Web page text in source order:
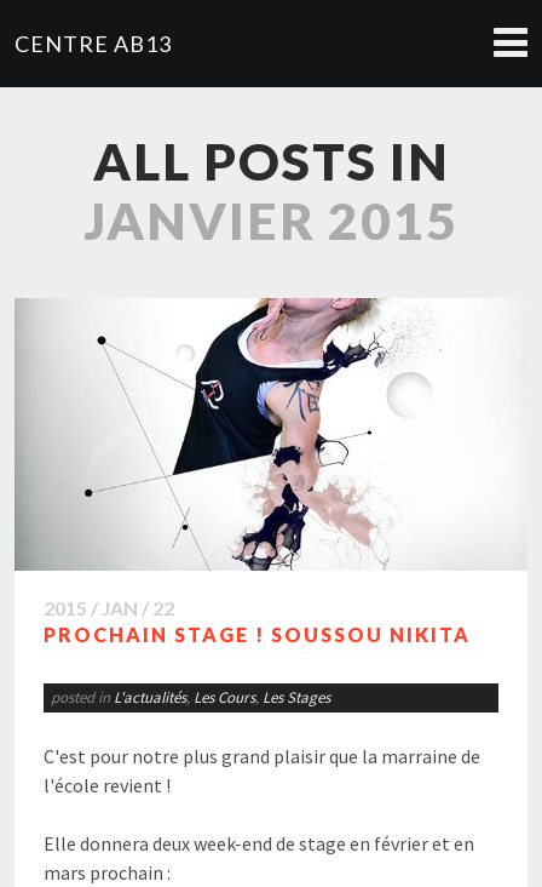
CENTRE AB13
ALL POSTS IN
JANVIER 2015
2015 / JAN / 22
PROCHAIN STAGE ! SOUSSOU NIKITA
posted in L'actualités, Les Cours, Les Stages
C'est pour notre plus grand plaisir que la marraine de
l'école revient !
Elle donnera deux week-end de stage en février et en
mars prochain :